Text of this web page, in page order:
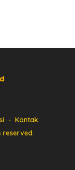
Kontak
reserved.